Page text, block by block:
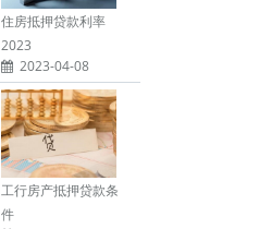
住房抵押贷款利率
2023
2023-04-08
工行房产抵押贷款条
件